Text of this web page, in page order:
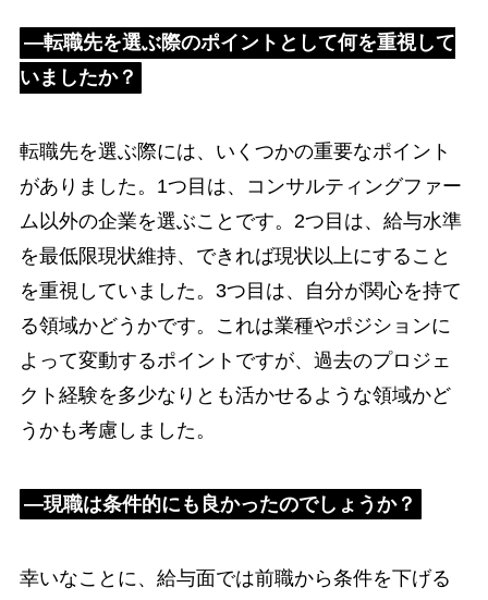
―転職先を選ぶ際のポイントとして何を重視して
いましたか？
転職先を選ぶ際には、いくつかの重要なポイント
がありました。1つ目は、コンサルティングファー
ム以外の企業を選ぶことです。2つ目は、給与水準
を最低限現状維持、できれば現状以上にすること
を重視していました。3つ目は、自分が関心を持て
る領域かどうかです。これは業種やポジションに
よって変動するポイントですが、過去のプロジェ
クト経験を多少なりとも活かせるような領域かど
うかも考慮しました。
―現職は条件的にも良かったのでしょうか？
幸いなことに、給与面では前職から条件を下げる